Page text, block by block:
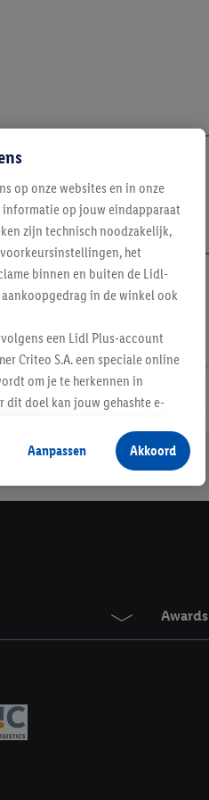
Awards
op onze websites en in onze
op jouw eindapparaat
zijn technisch noodzakelijk,
het
binnen en buiten de Lidl-
in de winkel ook
een Lidl Plus-account
Criteo S.A. een speciale online
om je te herkennen in
dit doel kan jouw gehashte e-
voor producten waarin je
een online winkel te plaatsen
behulp van jouw gehashte e-
aan jou kunnen worden
cookies en vergelijkbare
doeleinden. Meer informatie,
gewenst moment in te
Klik
Aanpassen Akkoord